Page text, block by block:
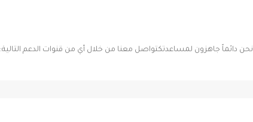
نحن دائماً جاهزون لمساعدتكتواصل معنا من خلال أي من قنوات الدعم التالية: